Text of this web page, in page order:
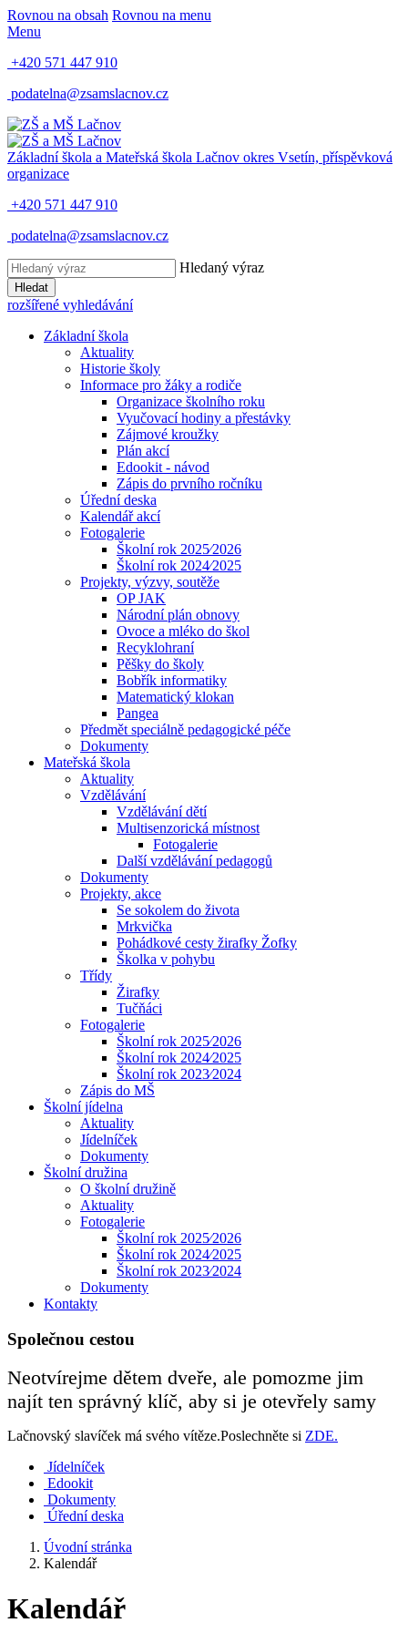
Rovnou na obsah Rovnou na menu
Menu
+420 571 447 910
podatelna@zsamslacnov.cz
Základní škola a Mateřská škola Lačnov okres Vsetín, příspěvková
organizace
+420 571 447 910
podatelna@zsamslacnov.cz
Hledaný výraz
Hledat
rozšířené vyhledávání
Základní škola
Aktuality
Historie školy
Informace pro žáky a rodiče
Organizace školního roku
Vyučovací hodiny a přestávky
Zájmové kroužky
Plán akcí
Edookit - návod
Zápis do prvního ročníku
Úřední deska
Kalendář akcí
Fotogalerie
Školní rok 2025⁄2026
Školní rok 2024⁄2025
Projekty, výzvy, soutěže
OP JAK
Národní plán obnovy
Ovoce a mléko do škol
Recyklohraní
Pěšky do školy
Bobřík informatiky
Matematický klokan
Pangea
Předmět speciálně pedagogické péče
Dokumenty
Mateřská škola
Aktuality
Vzdělávání
Vzdělávání dětí
Multisenzorická místnost
Fotogalerie
Další vzdělávání pedagogů
Dokumenty
Projekty, akce
Se sokolem do života
Mrkvička
Pohádkové cesty žirafky Žofky
Školka v pohybu
Třídy
Žirafky
Tučňáci
Fotogalerie
Školní rok 2025⁄2026
Školní rok 2024⁄2025
Školní rok 2023⁄2024
Zápis do MŠ
Školní jídelna
Aktuality
Jídelníček
Dokumenty
Školní družina
O školní družině
Aktuality
Fotogalerie
Školní rok 2025⁄2026
Školní rok 2024⁄2025
Školní rok 2023⁄2024
Dokumenty
Kontakty
Společnou cestou
Neotvírejme dětem dveře, ale pomozme jim
najít ten správný klíč, aby si je otevřely samy
Lačnovský slavíček má svého vítěze.Poslechněte si ZDE.
Jídelníček
Edookit
Dokumenty
Úřední deska
Úvodní stránka
Kalendář
Kalendář